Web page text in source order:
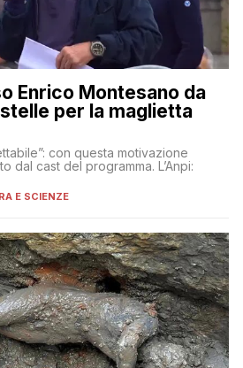
Enrico Montesano da
per la maglietta
con questa motivazione
dal cast del programma. L’Anpi:
E SCIENZE